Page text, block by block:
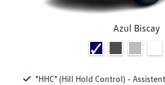
Azul Biscay
"HHC" (Hill Hold Control) -